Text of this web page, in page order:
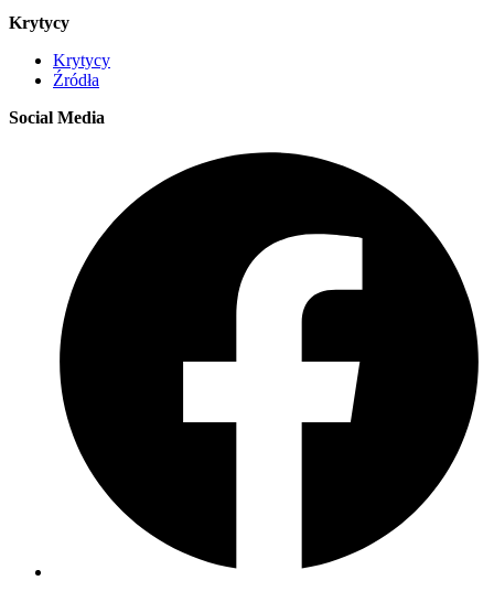
Krytycy
Krytycy
Źródła
Social Media